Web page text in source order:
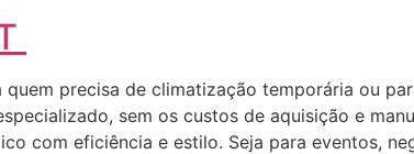
precisa de climatização temporária ou
sem os custos de aquisição e
com eficiência e estilo. Seja para eventos,